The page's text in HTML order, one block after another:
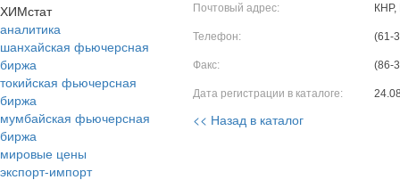
ХИМстат
аналитика
шанхайская фьючерсная
биржа
токийская фьючерсная
биржа
мумбайская фьючерсная
биржа
мировые цены
экспорт-импорт
Почтовый адрес: КНР,
Телефон: (61-
Факс: (86-
Дата регистрации в каталоге:
<< Назад в каталог